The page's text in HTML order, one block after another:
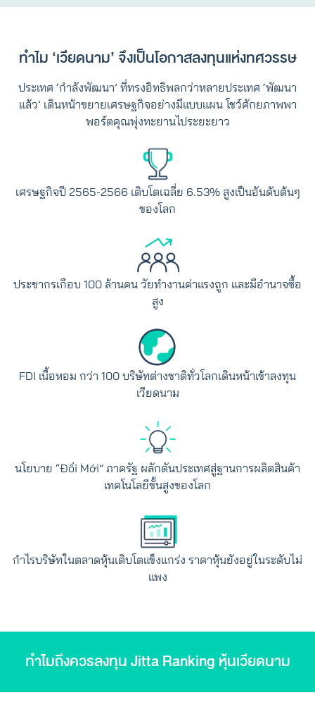
ทำไม ‘เวียดนาม’ จึงเป็นโอกาสลงทุนแห่งทศวรรษ
ประเทศ ‘กำลังพัฒนา’ ที่ทรงอิทธิพลกว่าหลายประเทศ ‘พัฒนา
แล้ว’ เดินหน้าขยายเศรษฐกิจอย่างมีแบบแผน โชว์ศักยภาพพา
พอร์ตคุณพุ่งทะยานไประยะยาว
เศรษฐกิจปี 2565-2566 เติบโตเฉลี่ย 6.53% สูงเป็นอันดับต้นๆ
ของโลก
ประชากรเกือบ 100 ล้านคน วัยทำงานค่าแรงถูก และมีอำนาจซื้อ
สูง
FDI เนื้อหอม กว่า 100 บริษัทต่างชาติทั่วโลกเดินหน้าเข้าลงทุน
เวียดนาม
นโยบาย “Đổi Mới” ภาครัฐ ผลักดันประเทศสู่ฐานการผลิตสินค้า
เทคโนโลยีขั้นสูงของโลก
กำไรบริษัทในตลาดหุ้นเติบโตแข็งแกร่ง ราคาหุ้นยังอยู่ในระดับไม่
แพง
ทำไมถึงควรลงทุน Jitta Ranking หุ้นเวียดนาม